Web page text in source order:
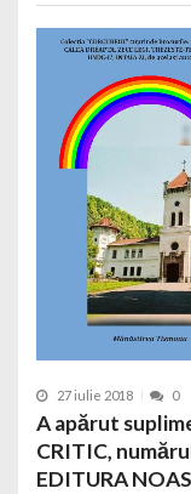
27 iulie 2018 0
A apărut
CRITIC,
EDITURA